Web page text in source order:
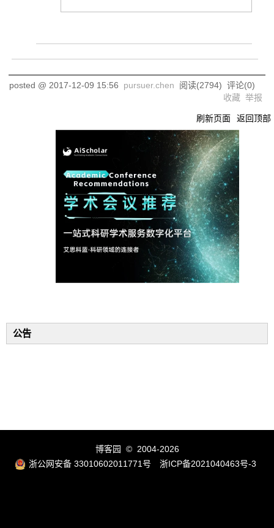
posted @ 2017-12-09 15:56 pursuer.chen 阅读(2794) 评论(0)
收藏 举报
刷新页面 返回顶部
公告
博客园
© 2004-2026
浙公网安备 33010602011771号
浙ICP备2021040463号-3